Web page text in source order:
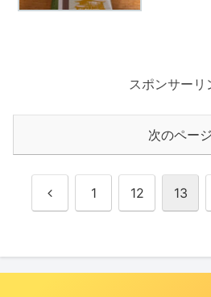
スポンサーリ
次のページ
前 1 12 13